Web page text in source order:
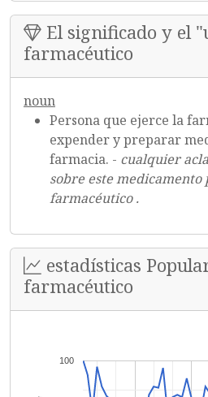
El significado y el
farmacéutico
noun
Persona que ejerce la
expender y preparar
farmacia. - cualquier
sobre este
farmacéutico .
estadísticas
farmacéutico
100